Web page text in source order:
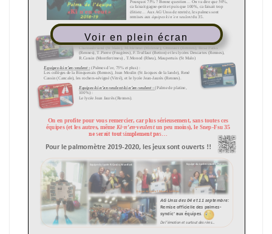
Voir en plein écran